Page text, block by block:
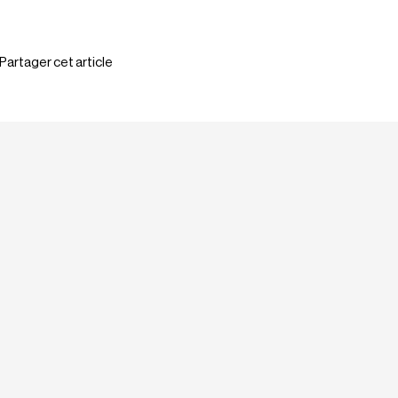
Partager cet article